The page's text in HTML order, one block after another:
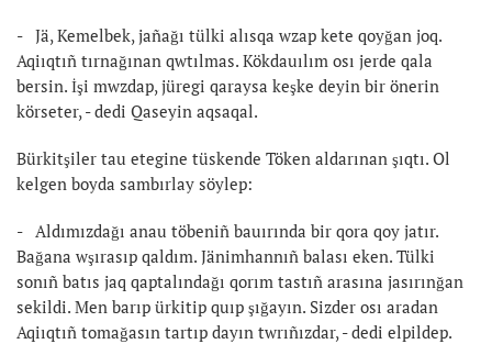
- Jä, Kemelbek, jañağı tülki alısqa wzap kete qoyğan joq.
Aqiıqtıñ tırnağınan qwtılmas. Kökdauılım osı jerde qala
bersin. İşi mwzdap, jüregi qaraysa keşke deyin bir önerin
körseter, - dedi Qaseyin aqsaqal.
Bürkitşiler tau etegine tüskende Töken aldarınan şıqtı. Ol
kelgen boyda sambırlay söylep:
- Aldımızdağı anau töbeniñ bauırında bir qora qoy jatır.
Bağana wşırasıp qaldım. Jänimhannıñ balası eken. Tülki
sonıñ batıs jaq qaptalındağı qorım tastıñ arasına jasırınğan
sekildi. Men barıp ürkitip quıp şığayın. Sizder osı aradan
Aqiıqtıñ tomağasın tartıp dayın twrıñızdar, - dedi elpildep.